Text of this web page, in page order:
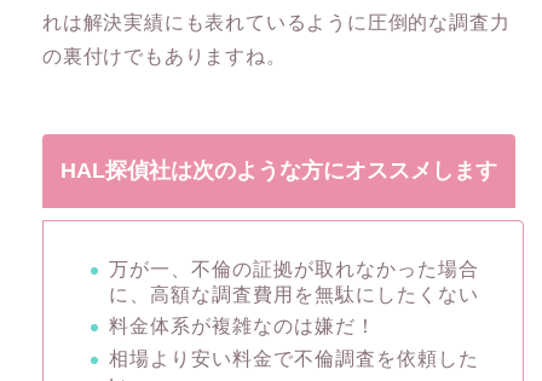
れは解決実績にも表れているように圧倒的な調査力
の裏付けでもありますね。
HAL探偵社は次のような方にオススメします
万が一、不倫の証拠が取れなかった場合
に、高額な調査費用を無駄にしたくない
料金体系が複雑なのは嫌だ！
相場より安い料金で不倫調査を依頼した